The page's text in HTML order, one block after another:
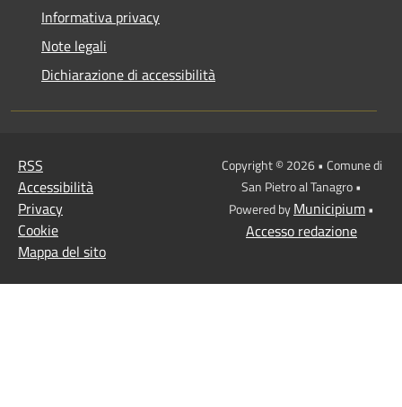
Informativa privacy
Note legali
Dichiarazione di accessibilità
RSS
Accessibilità
Privacy
Cookie
Mappa del sito
Copyright © 2026 • Comune di
San Pietro al Tanagro •
Powered byMunicipium•
Accesso redazione